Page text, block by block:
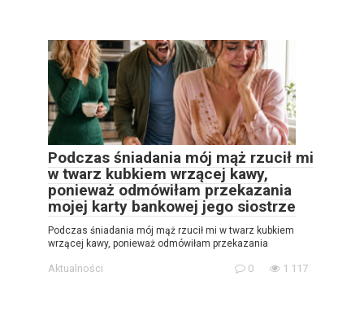
Podczas śniadania mój mąż rzucił mi
w twarz kubkiem wrzącej kawy,
ponieważ odmówiłam przekazania
mojej karty bankowej jego siostrze
Podczas śniadania mój mąż rzucił mi w twarz kubkiem
wrzącej kawy, ponieważ odmówiłam przekazania
Aktualności 0 1 117